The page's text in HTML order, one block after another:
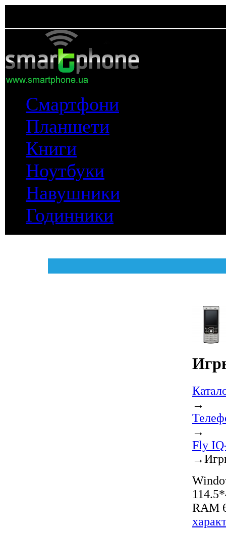
Смартфони
Планшети
Книги
Ноутбуки
Навушники
Годинники
→
→
Fly
→
RAM